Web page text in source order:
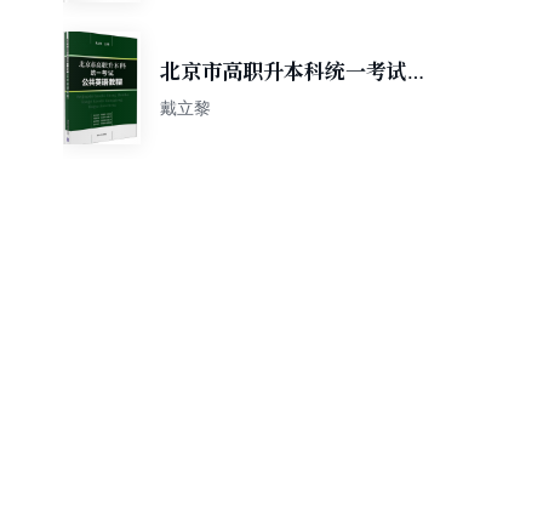
北京市高职升本科统一考试公
共英语教程
戴立黎